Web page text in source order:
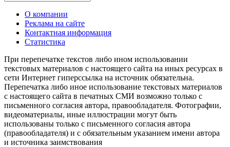
О компании
Реклама на сайте
Контактная информация
Статистика
При перепечатке текстов либо ином использовании
текстовых материалов с настоящего сайта на иных ресурсах в
сети Интернет гиперссылка на источник обязательна.
Перепечатка либо иное использование текстовых материалов
с настоящего сайта в печатных СМИ возможно только с
письменного согласия автора, правообладателя. Фотографии,
видеоматериалы, иные иллюстрации могут быть
использованы только с письменного согласия автора
(правообладателя) и с обязательным указанием имени автора
и источника заимствования